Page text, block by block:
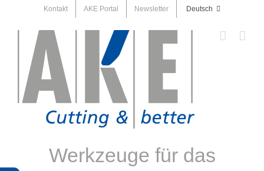
content
Kontakt AKE Portal Newsletter Deutsch
Werkzeuge für das